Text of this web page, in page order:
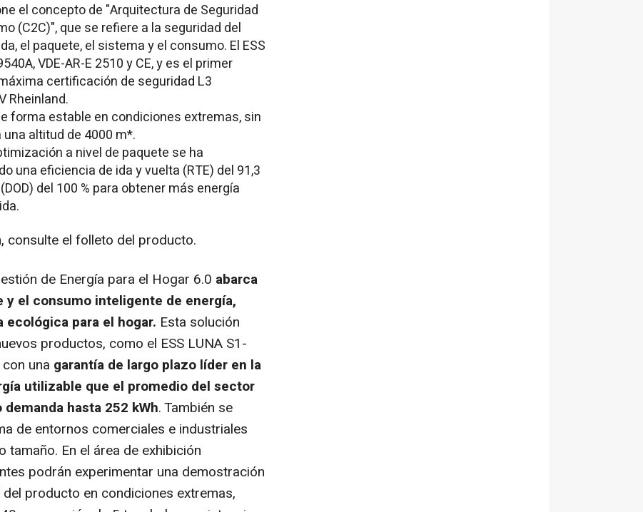
el concepto de "Arquitectura de Seguridad
(C2C)", que se refiere a la seguridad del
el paquete, el sistema y el consumo. El ESS
VDE-AR-E 2510 y CE, y es el primer
certificación de seguridad L3
Rheinland.
forma estable en condiciones extremas, sin
una altitud de 4000 m*.
a nivel de paquete se ha
una eficiencia de ida y vuelta (RTE) del 91,3
del 100 % para obtener más energía
consulte el folleto del producto.
de Energía para el Hogar 6.0 abarca
y el consumo inteligente de energía,
para el hogar. Esta solución
productos, como el ESS LUNA S1-
una garantía de largo plazo líder en la
utilizable que el promedio del sector
hasta 252 kWh. También se
de entornos comerciales e industriales
tamaño. En el área de exhibición
podrán experimentar una demostración
producto en condiciones extremas,